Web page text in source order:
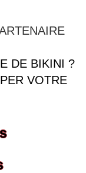
DE BIKINI ?
VOTRE